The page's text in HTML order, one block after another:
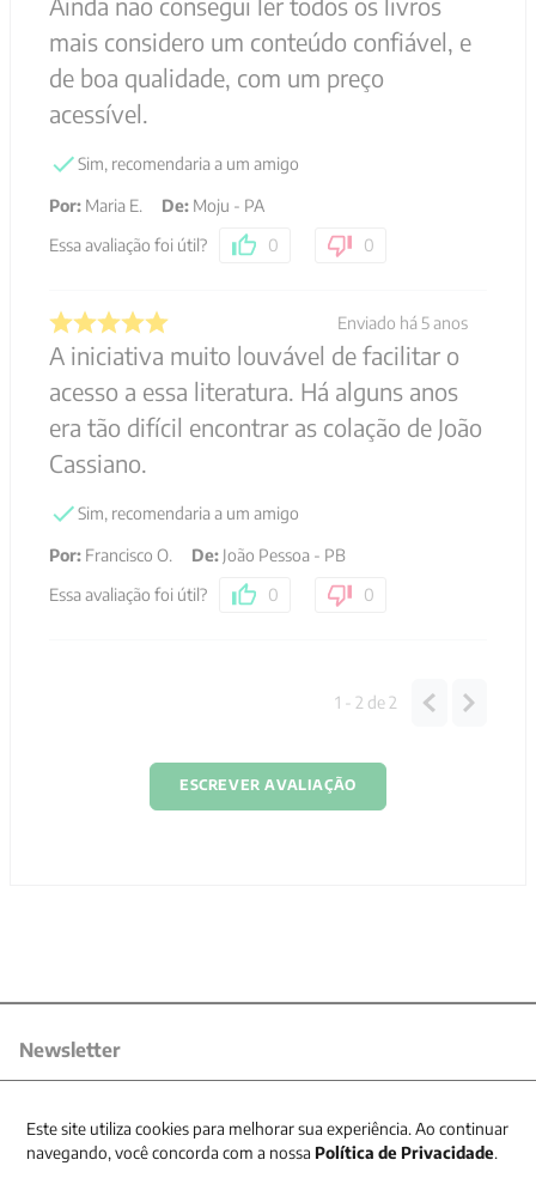
mais considero um conteúdo confiável, e
de boa qualidade, com um preço
acessível.
Sim, recomendaria a um amigo
Por: Maria E. De: Moju - PA
Essa avaliação foi útil?
0 0
Enviado há 5 anos
A iniciativa muito louvável de facilitar o
acesso a essa literatura. Há alguns anos
era tão difícil encontrar as colação de João
Cassiano.
Sim, recomendaria a um amigo
Por: Francisco O. De: João Pessoa - PB
Essa avaliação foi útil?
0 0
1 - 2 de2
ESCREVER AVALIAÇÃO
Newsletter
Este site utiliza cookies para melhorar sua experiência. Ao continuar
navegando, você concorda com a nossa Política de Privacidade.